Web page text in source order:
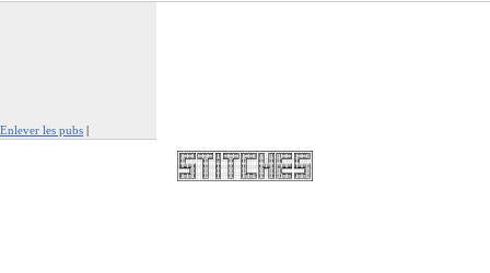
Enlever les pubs |